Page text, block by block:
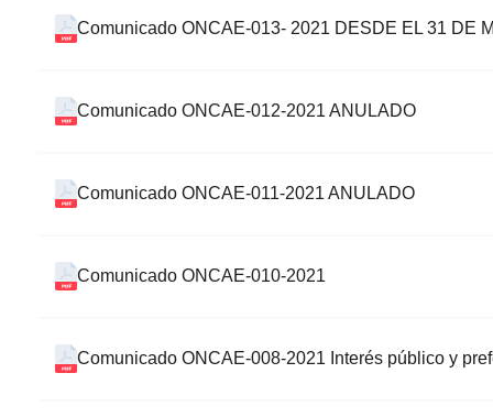
Comunicado ONCAE-013- 2021 DESDE EL 31 DE
Comunicado ONCAE-012-2021 ANULADO
Comunicado ONCAE-011-2021 ANULADO
Comunicado ONCAE-010-2021
Comunicado ONCAE-008-2021 Interés público y